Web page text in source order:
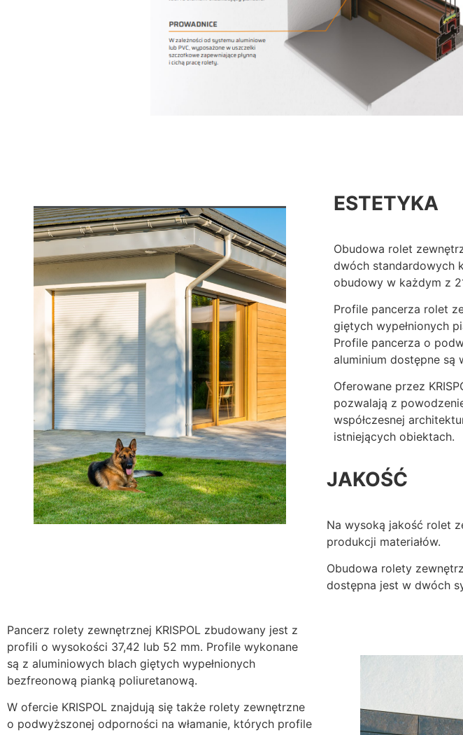
ESTETYKA
Obudowa rolet
dwóch standardowych
obudowy w każdym z
Profile pancerza rolet
giętych wypełnionych
Profile pancerza o
aluminium dostępne są
Oferowane przez
pozwalają z
współczesnej
istniejących obiektach.
JAKOŚĆ
Na wysoką jakość rolet
produkcji materiałów.
Obudowa rolety
dostępna jest w dwóch
Pancerz rolety zewnętrznej KRISPOL zbudowany jest z
profili o wysokości 37,42 lub 52 mm. Profile wykonane
są z aluminiowych blach giętych wypełnionych
bezfreonową pianką poliuretanową.
W ofercie KRISPOL znajdują się także rolety zewnętrzne
o podwyższonej odporności na włamanie, których profile